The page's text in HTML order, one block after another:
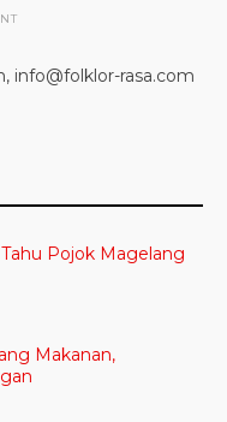
info@folklor-rasa.com
Pojok Magelang
Makanan,